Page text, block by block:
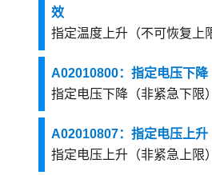
效
指定温度上升（不可恢复上
A02010800：指定电压下
指定电压下降（非紧急下限
A02010807：指定电压上
指定电压上升（非紧急上限